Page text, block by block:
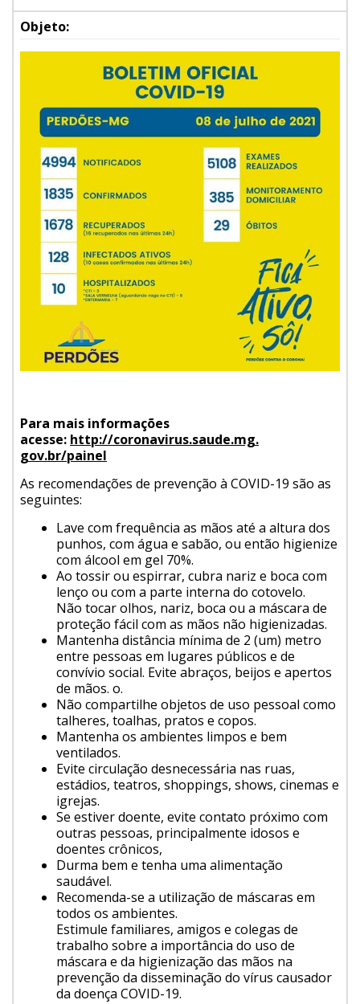
Objeto:
Para mais informações
acesse: http://coronavirus.saude.mg.
gov.br/painel
As recomendações de prevenção à COVID-19 são as
seguintes:
Lave com frequência as mãos até a altura dos
punhos, com água e sabão, ou então higienize
com álcool em gel 70%.
Ao tossir ou espirrar, cubra nariz e boca com
lenço ou com a parte interna do cotovelo.
Não tocar olhos, nariz, boca ou a máscara de
proteção fácil com as mãos não higienizadas.
Mantenha distância mínima de 2 (um) metro
entre pessoas em lugares públicos e de
convívio social. Evite abraços, beijos e apertos
de mãos. o.
Não compartilhe objetos de uso pessoal como
talheres, toalhas, pratos e copos.
Mantenha os ambientes limpos e bem
ventilados.
Evite circulação desnecessária nas ruas,
estádios, teatros, shoppings, shows, cinemas e
igrejas.
Se estiver doente, evite contato próximo com
outras pessoas, principalmente idosos e
doentes crônicos,
Durma bem e tenha uma alimentação
saudável.
Recomenda-se a utilização de máscaras em
todos os ambientes.
Estimule familiares, amigos e colegas de
trabalho sobre a importância do uso de
máscara e da higienização das mãos na
prevenção da disseminação do vírus causador
da doença COVID-19.